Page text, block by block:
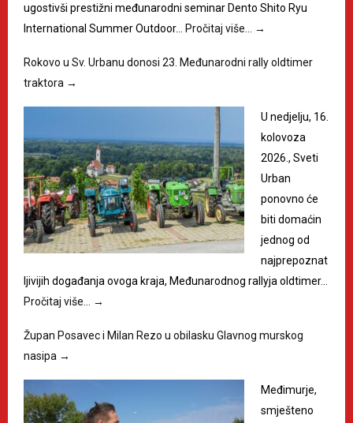
ugostivši prestižni međunarodni seminar Dento Shito Ryu
International Summer Outdoor…
Pročitaj više… →
Rokovo u Sv. Urbanu donosi 23. Međunarodni rally oldtimer
traktora →
U nedjelju, 16.
kolovoza
2026., Sveti
Urban
ponovno će
biti domaćin
jednog od
najprepoznat
ljivijih događanja ovoga kraja, Međunarodnog rallyja oldtimer…
Pročitaj više…
→
Župan Posavec i Milan Rezo u obilasku Glavnog murskog
nasipa →
Međimurje,
smješteno